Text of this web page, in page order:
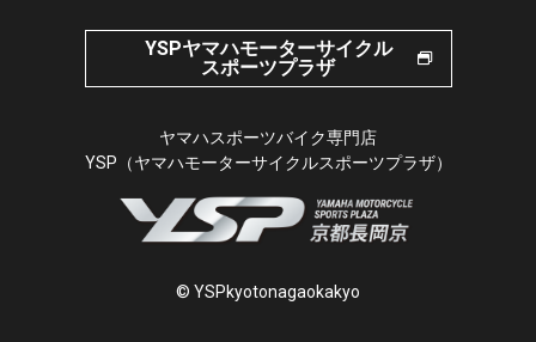
YSPヤマハモーターサイクル
スポーツプラザ
ヤマハスポーツバイク専門店
YSP（ヤマハモーターサイクルスポーツプラザ）
© YSPkyotonagaokakyo